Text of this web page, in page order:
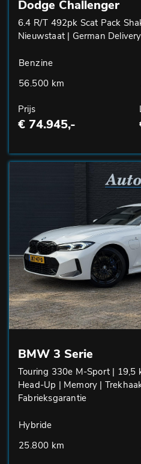
Dodge Challenger
6.4 R/T 492pk Scat Pack
Nieuwstaat | German
Benzine
56.500 km
Prijs
€ 74.945,-
BMW 3 Serie
Touring 330e M-Sport | 19,5
Head-Up | Memory |
Fabrieksgarantie
Hybride
25.800 km